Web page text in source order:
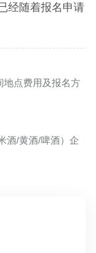
经随着报名申请
地点费用及报名方
酒/黄酒/啤酒）企